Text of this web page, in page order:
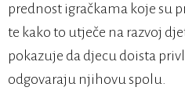
prednost igračkama koje su
te kako to utječe na razvoj
pokazuje da djecu doista
odgovaraju njihovu spolu.